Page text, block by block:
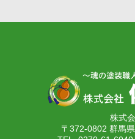
株式
〒372-0802 群馬